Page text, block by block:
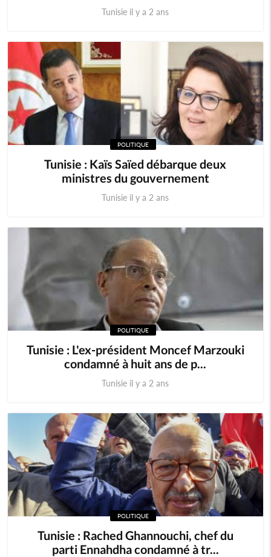
Tunisie il y a 2 ans
POLITIQUE
Tunisie : Kaïs Saïed débarque deux
ministres du gouvernement
Tunisie il y a 2 ans
POLITIQUE
Tunisie : L'ex-président Moncef Marzouki
condamné à huit ans de p...
Tunisie il y a 2 ans
POLITIQUE
Tunisie : Rached Ghannouchi, chef du
parti Ennahdha condamné à tr...